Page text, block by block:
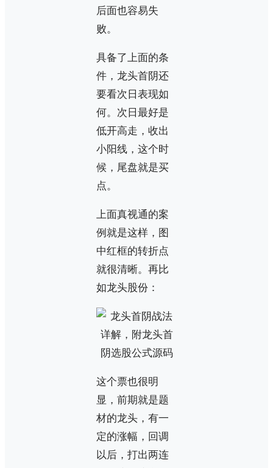
后面也容易失
败。
具备了上面的条
件，龙头首阴还
要看次日表现如
何。次日最好是
低开高走，收出
小阳线，这个时
候，尾盘就是买
点。
上面真视通的案
例就是这样，图
中红框的转折点
就很清晰。再比
如龙头股份：
这个票也很明
显，前期就是题
材的龙头，有一
定的涨幅，回调
以后，打出两连